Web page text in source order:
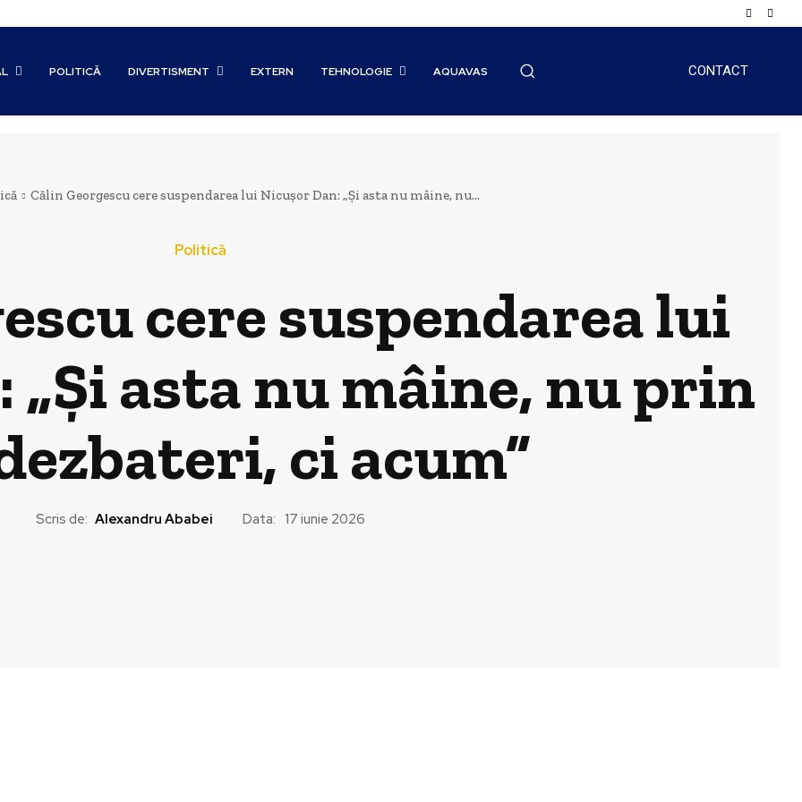
POLITICĂ DIVERTISMENT EXTERN TEHNOLOGIE AQUAVAS CONTACT
Călin Georgescu cere suspendarea lui Nicușor Dan: „Și asta nu mâine, nu...
Politică
cere suspendarea lui
„Și asta nu mâine, nu prin
ci acum”
Scris de: Alexandru Ababei Data: 17 iunie 2026